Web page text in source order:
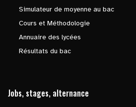
Simulateur de moyenne au bac
Cours et Méthodologie
Annuaire des lycées
Résultats du bac
Jobs, stages, alternance